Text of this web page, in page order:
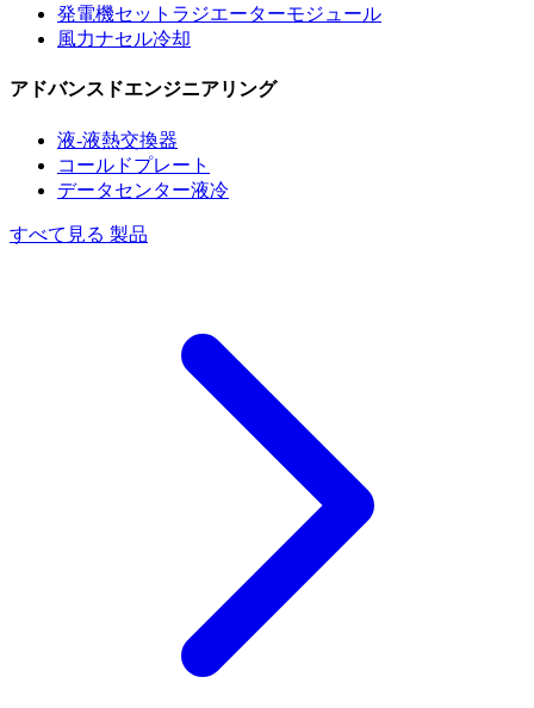
発電機セットラジエーターモジュール
風力ナセル冷却
アドバンスドエンジニアリング
液-液熱交換器
コールドプレート
データセンター液冷
すべて見る 製品